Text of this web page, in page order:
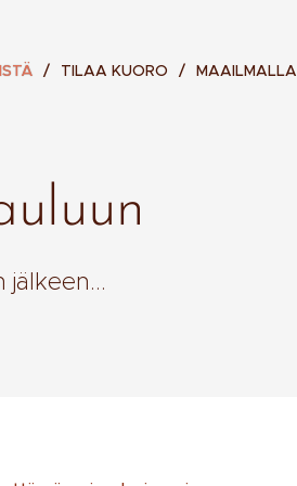
TILAA KUORO MAAILMALLA